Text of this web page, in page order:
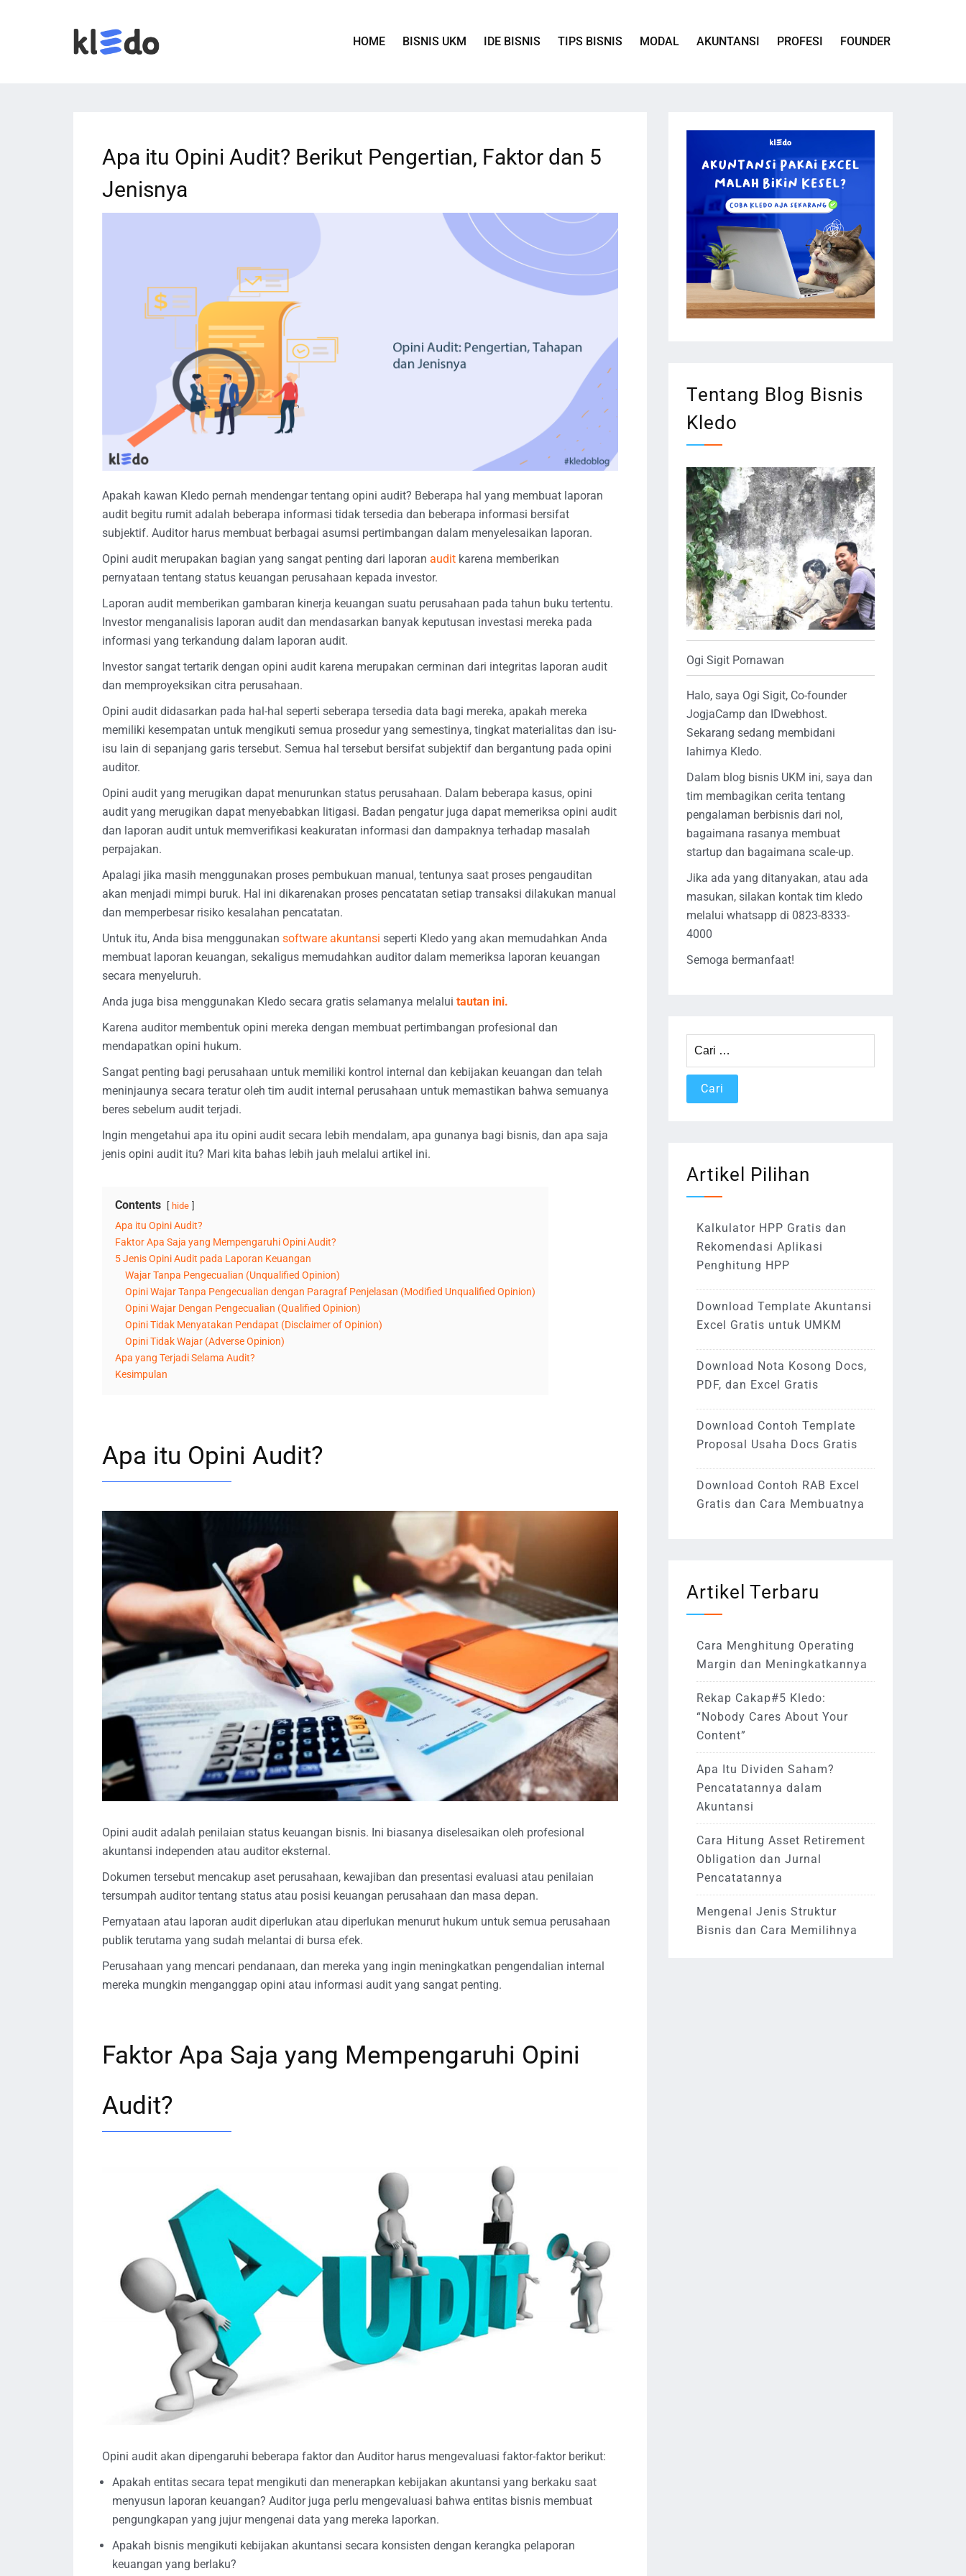
HOME BISNIS UKM IDE BISNIS TIPS BISNIS MODAL AKUNTANSI PROFESI FOUNDER
Apa itu Opini Audit? Berikut Pengertian, Faktor dan 5
Jenisnya
Apakah kawan Kledo pernah mendengar tentang opini audit? Beberapa hal yang membuat laporan
audit begitu rumit adalah beberapa informasi tidak tersedia dan beberapa informasi bersifat
subjektif. Auditor harus membuat berbagai asumsi pertimbangan dalam menyelesaikan laporan.
Opini audit merupakan bagian yang sangat penting dari laporan audit karena memberikan
pernyataan tentang status keuangan perusahaan kepada investor.
Laporan audit memberikan gambaran kinerja keuangan suatu perusahaan pada tahun buku tertentu.
Investor menganalisis laporan audit dan mendasarkan banyak keputusan investasi mereka pada
informasi yang terkandung dalam laporan audit.
Investor sangat tertarik dengan opini audit karena merupakan cerminan dari integritas laporan audit
dan memproyeksikan citra perusahaan.
Opini audit didasarkan pada hal-hal seperti seberapa tersedia data bagi mereka, apakah mereka
memiliki kesempatan untuk mengikuti semua prosedur yang semestinya, tingkat materialitas dan isu-
isu lain di sepanjang garis tersebut. Semua hal tersebut bersifat subjektif dan bergantung pada opini
auditor.
Opini audit yang merugikan dapat menurunkan status perusahaan. Dalam beberapa kasus, opini
audit yang merugikan dapat menyebabkan litigasi. Badan pengatur juga dapat memeriksa opini audit
dan laporan audit untuk memverifikasi keakuratan informasi dan dampaknya terhadap masalah
perpajakan.
Apalagi jika masih menggunakan proses pembukuan manual, tentunya saat proses pengauditan
akan menjadi mimpi buruk. Hal ini dikarenakan proses pencatatan setiap transaksi dilakukan manual
dan memperbesar risiko kesalahan pencatatan.
Untuk itu, Anda bisa menggunakan software akuntansi seperti Kledo yang akan memudahkan Anda
membuat laporan keuangan, sekaligus memudahkan auditor dalam memeriksa laporan keuangan
secara menyeluruh.
Anda juga bisa menggunakan Kledo secara gratis selamanya melalui tautan ini.
Karena auditor membentuk opini mereka dengan membuat pertimbangan profesional dan
mendapatkan opini hukum.
Sangat penting bagi perusahaan untuk memiliki kontrol internal dan kebijakan keuangan dan telah
meninjaunya secara teratur oleh tim audit internal perusahaan untuk memastikan bahwa semuanya
beres sebelum audit terjadi.
Ingin mengetahui apa itu opini audit secara lebih mendalam, apa gunanya bagi bisnis, dan apa saja
jenis opini audit itu? Mari kita bahas lebih jauh melalui artikel ini.
Contents hide
Apa itu Opini Audit?
Faktor Apa Saja yang Mempengaruhi Opini Audit?
5 Jenis Opini Audit pada Laporan Keuangan
Wajar Tanpa Pengecualian (Unqualified Opinion)
Opini Wajar Tanpa Pengecualian dengan Paragraf Penjelasan (Modified Unqualified Opinion)
Opini Wajar Dengan Pengecualian (Qualified Opinion)
Opini Tidak Menyatakan Pendapat (Disclaimer of Opinion)
Opini Tidak Wajar (Adverse Opinion)
Apa yang Terjadi Selama Audit?
Kesimpulan
Apa itu Opini Audit?
Opini audit adalah penilaian status keuangan bisnis. Ini biasanya diselesaikan oleh profesional
akuntansi independen atau auditor eksternal.
Dokumen tersebut mencakup aset perusahaan, kewajiban dan presentasi evaluasi atau penilaian
tersumpah auditor tentang status atau posisi keuangan perusahaan dan masa depan.
Pernyataan atau laporan audit diperlukan atau diperlukan menurut hukum untuk semua perusahaan
publik terutama yang sudah melantai di bursa efek.
Perusahaan yang mencari pendanaan, dan mereka yang ingin meningkatkan pengendalian internal
mereka mungkin menganggap opini atau informasi audit yang sangat penting.
Faktor Apa Saja yang Mempengaruhi Opini
Audit?
Opini audit akan dipengaruhi beberapa faktor dan Auditor harus mengevaluasi faktor-faktor berikut:
Apakah entitas secara tepat mengikuti dan menerapkan kebijakan akuntansi yang berkaku saat
menyusun laporan keuangan? Auditor juga perlu mengevaluasi bahwa entitas bisnis membuat
pengungkapan yang jujur mengenai data yang mereka laporkan.
Apakah bisnis mengikuti kebijakan akuntansi secara konsisten dengan kerangka pelaporan
keuangan yang berlaku?
Tentang Blog Bisnis
Kledo
Ogi Sigit Pornawan
Halo, saya Ogi Sigit, Co-founder
JogjaCamp dan IDwebhost.
Sekarang sedang membidani
lahirnya Kledo.
Dalam blog bisnis UKM ini, saya dan
tim membagikan cerita tentang
pengalaman berbisnis dari nol,
bagaimana rasanya membuat
startup dan bagaimana scale-up.
Jika ada yang ditanyakan, atau ada
masukan, silakan kontak tim kledo
melalui whatsapp di 0823-8333-
4000
Semoga bermanfaat!
untuk:
Artikel Pilihan
Kalkulator HPP Gratis dan
Rekomendasi Aplikasi
Penghitung HPP
Download Template Akuntansi
Excel Gratis untuk UMKM
Download Nota Kosong Docs,
PDF, dan Excel Gratis
Download Contoh Template
Proposal Usaha Docs Gratis
Download Contoh RAB Excel
Gratis dan Cara Membuatnya
Artikel Terbaru
Cara Menghitung Operating
Margin dan Meningkatkannya
Rekap Cakap#5 Kledo:
“Nobody Cares About Your
Content”
Apa Itu Dividen Saham?
Pencatatannya dalam
Akuntansi
Cara Hitung Asset Retirement
Obligation dan Jurnal
Pencatatannya
Mengenal Jenis Struktur
Bisnis dan Cara Memilihnya